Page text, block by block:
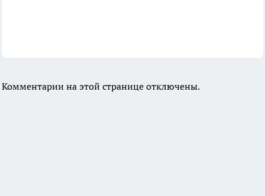
Комментарии на этой странице отключены.